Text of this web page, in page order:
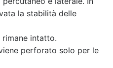
la stabilità delle
rimane intatto.
perforato solo per le